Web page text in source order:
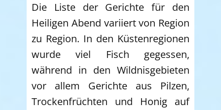
Die Liste der Gerichte für den
Heiligen Abend variiert von Region
zu Region. In den Küstenregionen
wurde viel Fisch gegessen,
während in den Wildnisgebieten
vor allem Gerichte aus Pilzen,
Trockenfrüchten und Honig auf